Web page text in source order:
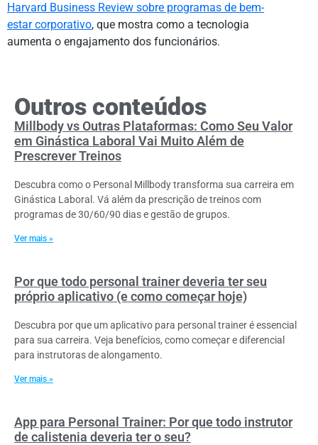
Harvard Business Review sobre programas de bem-
estar corporativo, que mostra como a tecnologia
aumenta o engajamento dos funcionários.
Outros conteúdos
Millbody vs Outras Plataformas: Como Seu Valor
em Ginástica Laboral Vai Muito Além de
Prescrever Treinos
Descubra como o Personal Millbody transforma sua carreira em
Ginástica Laboral. Vá além da prescrição de treinos com
programas de 30/60/90 dias e gestão de grupos.
Ver mais »
Por que todo personal trainer deveria ter seu
próprio aplicativo (e como começar hoje)
Descubra por que um aplicativo para personal trainer é essencial
para sua carreira. Veja benefícios, como começar e diferencial
para instrutoras de alongamento.
Ver mais »
App para Personal Trainer: Por que todo instrutor
de calistenia deveria ter o seu?